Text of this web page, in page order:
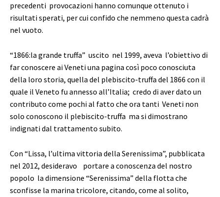
precedenti provocazioni hanno comunque ottenuto i
risultati sperati, per cui confido che nemmeno questa cadrà
nel vuoto.
“1866:la grande truffa” uscito nel 1999, aveva l’obiettivo di
far conoscere ai Veneti una pagina così poco conosciuta
della loro storia, quella del plebiscito-truffa del 1866 con il
quale il Veneto fu annesso all’Italia; credo di aver dato un
contributo come pochi al fatto che ora tanti Veneti non
solo conoscono il plebiscito-truffa ma si dimostrano
indignati dal trattamento subito.
Con “Lissa, l’ultima vittoria della Serenissima”, pubblicata
nel 2012, desideravo portare a conoscenza del nostro
popolo la dimensione “Serenissima” della flotta che
sconfisse la marina tricolore, citando, come al solito,